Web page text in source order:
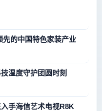
基 建设世界领先的中国特色家装产业
温度守护团圆时刻
手海信艺术电视R8K